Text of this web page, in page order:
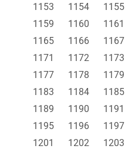
1153 1154 1155
1159
1160 1161
1165
1166 1167
1171
1172 1173
1177
1178 1179
1183
1184 1185
1189
1190 1191
1195
1196 1197
1201
1202 1203